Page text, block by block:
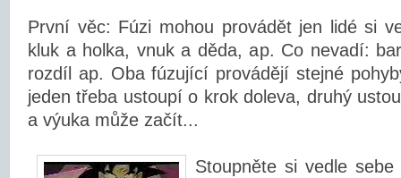
První věc: Fúzi mohou provádět jen lidé si
kluk a holka, vnuk a děda, ap. Co nevadí:
rozdíl ap. Oba fúzující provádějí stejné
jeden třeba ustoupí o krok doleva, druhý
a výuka může začít...
Stoupněte si vedle